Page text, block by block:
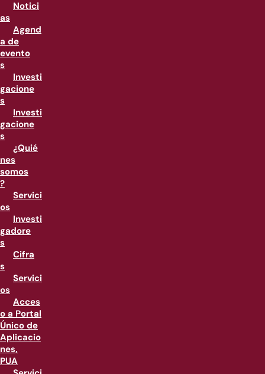
Notici
as
Agend
a de
evento
s
Investi
gacione
s
Investi
gacione
s
¿Quié
nes
somos
?
Servici
os
Investi
gadore
s
Cifra
s
Servici
os
Acces
o a Portal
Único de
Aplicacio
nes,
PUA